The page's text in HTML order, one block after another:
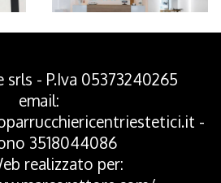
- P.Iva 05373240265
email:
-
3518044086
realizzato per: